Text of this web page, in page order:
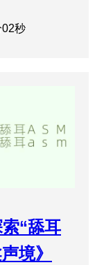
秒
“舔耳
境》